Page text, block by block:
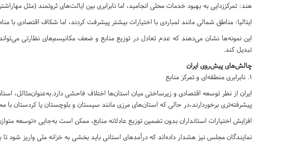
هند: تمرکززدایی به بهبود خدمات محلی انجامید، اما نابرابری بین ایالت‌های ثروتمند (مثل
ایتالیا: مناطق شمالی مانند لمباردی با اختیارات بیشتر پیشرفت کردند، اما شکاف اقتصادی با
این نمونه‌ها نشان می‌دهند که عدم تعادل در توزیع منابع و ضعف مکانیسم‌های نظارتی می‌تواند
تبدیل کند.
چالش‌های پیش‌روی ایران
۱. نابرابری منطقه‌ای و تمرکز منابع
ایران از نظر توسعه اقتصادی و زیرساختی میان استان‌ها اختلاف فاحشی دارد.به‌عنوان‌مثالل،
پیشرفته‌تری برخوردارند،در حالی که استان‌های مرزی مانند سیستان و بلوچستان یا کردستان
افزایش اختیارات استانداران بدون تضمین توزیع عادلانه منابع، ممکن است به‌جایی «توسعه
نمایندگان مجلس نیز هشدار داده‌اند که درآمدهای استانی باید بخشی به خزانه ملی واریز شود تا